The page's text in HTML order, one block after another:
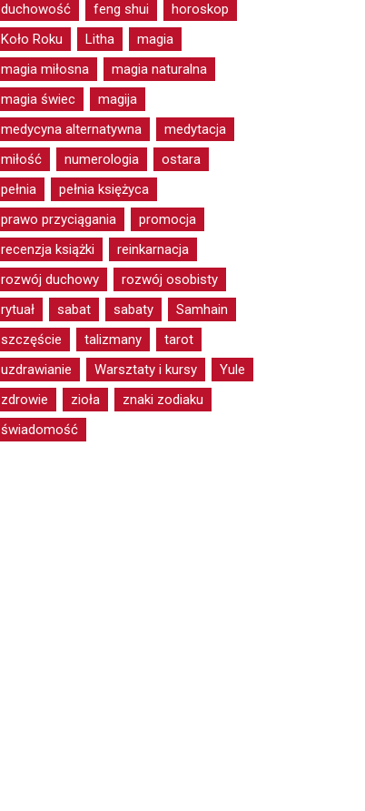
duchowość
feng shui
horoskop
Koło Roku
Litha
magia
magia miłosna
magia naturalna
magia świec
magija
medycyna alternatywna
medytacja
miłość
numerologia
ostara
pełnia
pełnia księżyca
prawo przyciągania
promocja
recenzja książki
reinkarnacja
rozwój duchowy
rozwój osobisty
rytuał
sabat sabaty
Samhain
szczęście
talizmany
tarot
uzdrawianie
Warsztaty i kursy
Yule
zdrowie
zioła
znaki zodiaku
świadomość